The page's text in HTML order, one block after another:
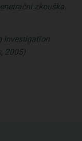
zkouška.
Investigation
2005)